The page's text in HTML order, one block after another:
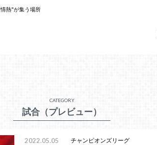
熱"が集う場所
CATEGORY
試合（プレビュー）
2022.05.05 チャンピオンズリーグ